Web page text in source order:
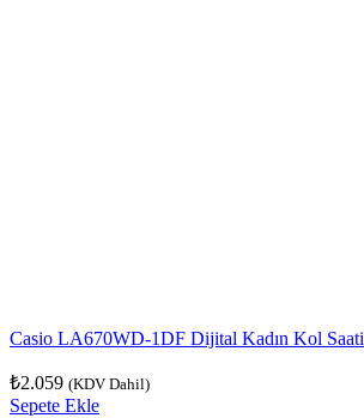
Casio LA670WD-1DF Dijital Kadın Kol Saati
₺2.059 (KDV Dahil)
Sepete Ekle